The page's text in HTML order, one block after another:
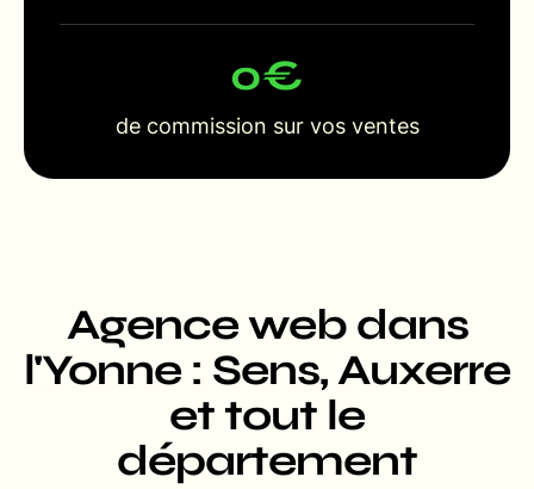
0€
de commission sur vos ventes
Agence web dans
l'Yonne : Sens, Auxerre
et tout le
département